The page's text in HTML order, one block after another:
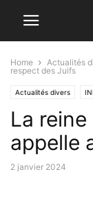
Home Actualités
respect des Juifs
Actualités divers
ISRAËL ET LES AUTRES
La
appelle
2 janvier 2024